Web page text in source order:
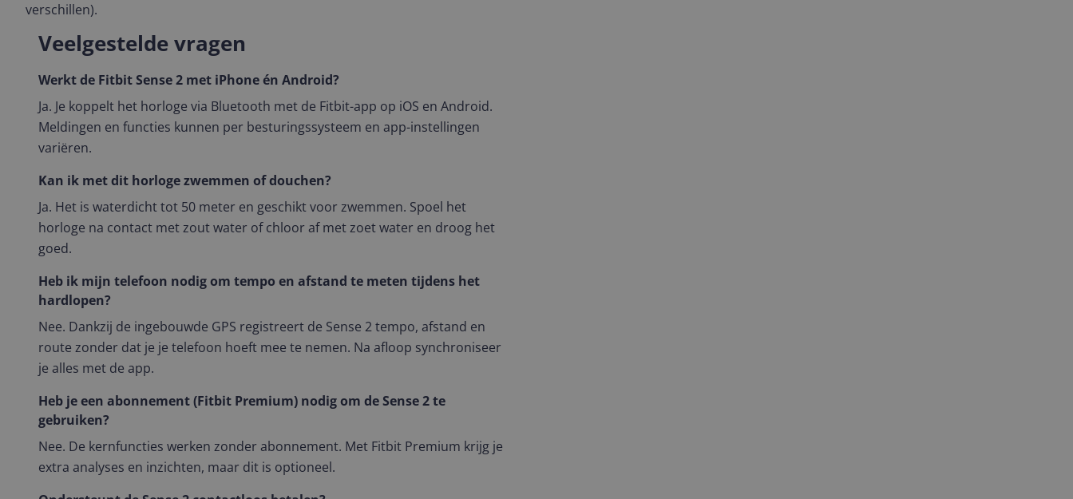
verschillen).
Veelgestelde vragen
Werkt de Fitbit Sense 2 met iPhone én Android?
Ja. Je koppelt het horloge via Bluetooth met de Fitbit-app op iOS en Android.
Meldingen en functies kunnen per besturingssysteem en app-instellingen
variëren.
Kan ik met dit horloge zwemmen of douchen?
Ja. Het is waterdicht tot 50 meter en geschikt voor zwemmen. Spoel het
horloge na contact met zout water of chloor af met zoet water en droog het
goed.
Heb ik mijn telefoon nodig om tempo en afstand te meten tijdens het
hardlopen?
Nee. Dankzij de ingebouwde GPS registreert de Sense 2 tempo, afstand en
route zonder dat je je telefoon hoeft mee te nemen. Na afloop synchroniseer
je alles met de app.
Heb je een abonnement (Fitbit Premium) nodig om de Sense 2 te
gebruiken?
Nee. De kernfuncties werken zonder abonnement. Met Fitbit Premium krijg je
extra analyses en inzichten, maar dit is optioneel.